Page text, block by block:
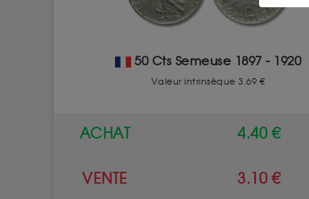
50 Cts Semeuse 1897 - 1920
Valeur intrinsèque 3.69 €
ACHAT 4.40 €
VENTE 3.10 €